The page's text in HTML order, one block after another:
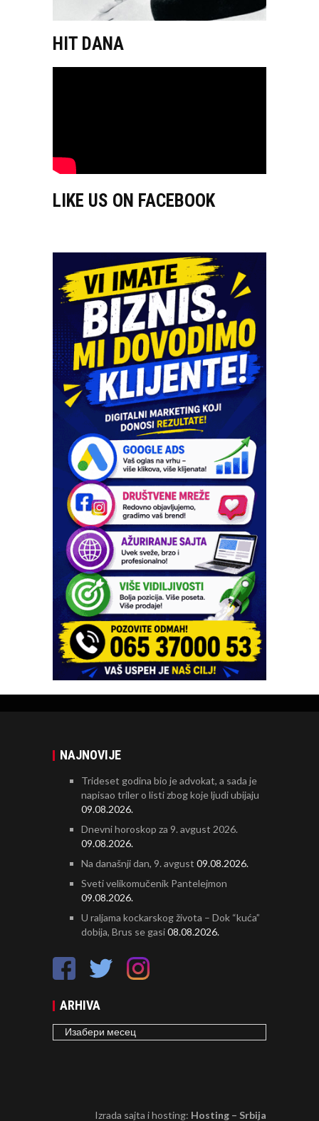
HIT DANA
LIKE US ON FACEBOOK
NAJNOVIJE
Trideset godina bio je advokat, a sada je
napisao triler o listi zbog koje ljudi ubijaju
09.08.2026.
Dnevni horoskop za 9. avgust 2026.
09.08.2026.
Na današnji dan, 9. avgust 09.08.2026.
Sveti velikomučenik Pantelejmon
09.08.2026.
U raljama kockarskog života – Dok “kuća”
dobija, Brus se gasi08.08.2026.
ARHIVA
ARHIVA
Izrada sajta i hosting: Hosting – Srbija